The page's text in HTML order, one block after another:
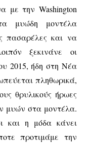
με την Washington
μυώδη μοντέλα
πασαρέλες και να
ξεκινάνε οι
2015, ήδη στη Νέα
πληθωρικά,
θρυλικούς ήρωες
μυών στα μοντέλα.
και η μόδα κάνει
προτιμάμε την